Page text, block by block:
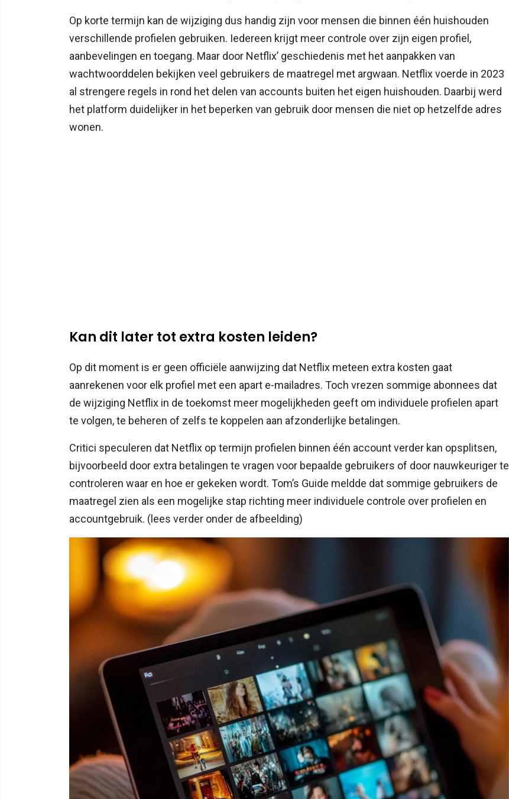
Op korte termijn kan de wijziging dus handig zijn voor mensen die binnen één huishouden
verschillende profielen gebruiken. Iedereen krijgt meer controle over zijn eigen profiel,
aanbevelingen en toegang. Maar door Netflix’ geschiedenis met het aanpakken van
wachtwoorddelen bekijken veel gebruikers de maatregel met argwaan. Netflix voerde in 2023
al strengere regels in rond het delen van accounts buiten het eigen huishouden. Daarbij werd
het platform duidelijker in het beperken van gebruik door mensen die niet op hetzelfde adres
wonen.
Kan dit later tot extra kosten leiden?
Op dit moment is er geen officiële aanwijzing dat Netflix meteen extra kosten gaat
aanrekenen voor elk profiel met een apart e-mailadres. Toch vrezen sommige abonnees dat
de wijziging Netflix in de toekomst meer mogelijkheden geeft om individuele profielen apart
te volgen, te beheren of zelfs te koppelen aan afzonderlijke betalingen.
Critici speculeren dat Netflix op termijn profielen binnen één account verder kan opsplitsen,
bijvoorbeeld door extra betalingen te vragen voor bepaalde gebruikers of door nauwkeuriger te
controleren waar en hoe er gekeken wordt. Tom’s Guide meldde dat sommige gebruikers de
maatregel zien als een mogelijke stap richting meer individuele controle over profielen en
accountgebruik. (lees verder onder de afbeelding)